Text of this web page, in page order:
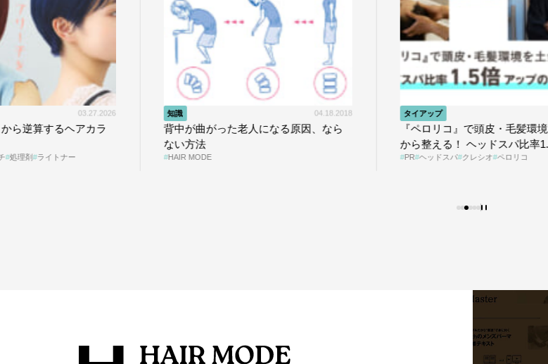
04.18.2018
背中が曲がった老人になる原因、なら
HAIR MODE
04.01.2026
『ペロリコ』で頭皮・毛髪環境を土台
から整える！ ヘッドスパ比率1.5倍アッ
｢Oops」
まの“言
＃01
PR oops